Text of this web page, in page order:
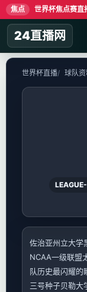
焦点 世界杯焦点赛直
24直播网
世界杯直播 球队
佐治亚州立大
NCAA一级联盟
队历史最闪耀的
三号种子贝勒大